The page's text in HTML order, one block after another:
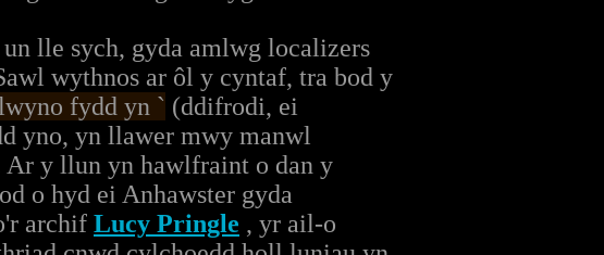
lle sych, gyda amlwg localizers
wythnos ar ôl y cyntaf, tra bod y
fydd yn ` (ddifrodi, ei
yno, yn llawer mwy manwl
Ar y llun yn hawlfraint o dan y
o hyd ei Anhawster gyda
archif Lucy Pringle , yr ail-o